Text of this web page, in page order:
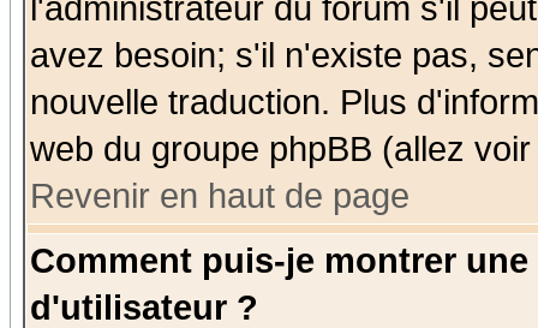
l'administrateur du forum s'il
avez besoin; s'il n'existe pas,
nouvelle traduction. Plus
web du groupe phpBB (allez
Revenir en haut de page
Comment puis-je montrer
d'utilisateur ?